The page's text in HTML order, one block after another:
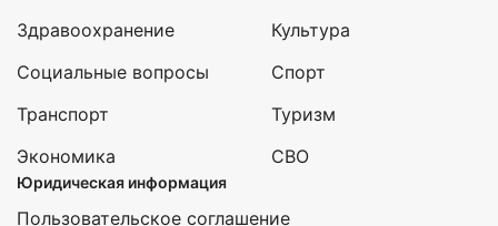
Здравоохранение
Социальные вопросы
Транспорт
Экономика
Культура
Спорт
Туризм
СВО
Юридическая информация
Пользовательское соглашение